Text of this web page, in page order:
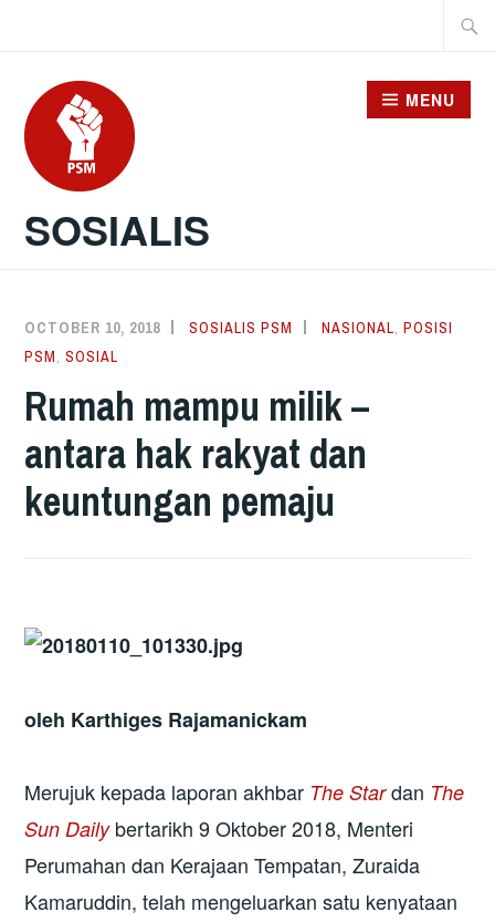
content
SOSIALIS
MENU
OCTOBER 10, 2018 SOSIALIS PSM NASIONAL ,POSISI
PSM ,SOSIAL
Rumah mampu milik –
antara hak rakyat dan
keuntungan pemaju
oleh Karthiges Rajamanickam
Merujuk kepada laporan akhbar The Stardan The
Sun Dailybertarikh 9 Oktober 2018, Menteri
Perumahan dan Kerajaan Tempatan, Zuraida
Kamaruddin, telah mengeluarkan satu kenyataan